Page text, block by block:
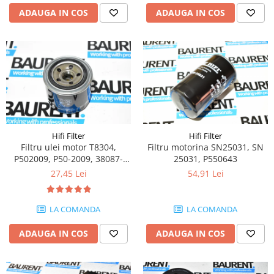
Cabluri si mufe
Piese contact
Contactor 12V
Contactoare 24V
Contactoare 48V
Motoare electrice
Placa electronica
Contact general - Ciuperca
Pedala
Becuri indicatoare
Senzori de unghi
Bobina 24V
Piese Schaeff
Piese Putzmeister
Piese Mitsubishi
Piese Matbro
Piese Lindner
Piese Kramer
Piese Kaiser
Piese Jacobsen
Piese Ingersoll Rand
Piese Hanomag
Piese Hamm
Piese Goldoni
Piese Furukawa
Piese Ferrari
ADAUGA IN COS ADAUGA IN COS
Hifi Filter
Filtru ulei motor T8304,
P502009, P50-2009, 38087-
2100, 4203-35400, 4203-
5410, 42033-5500, R96,
2318400 , 2324300, 2327100,
51334, 51381
27,45 Lei
LA COMANDA
ADAUGA IN COS
Hifi Filter
Filtru motorina SN25031, SN
25031, P550643
54,91 Lei
LA COMANDA
ADAUGA IN COS